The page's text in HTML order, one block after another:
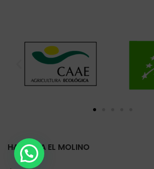
HARINERA EL MOLINO